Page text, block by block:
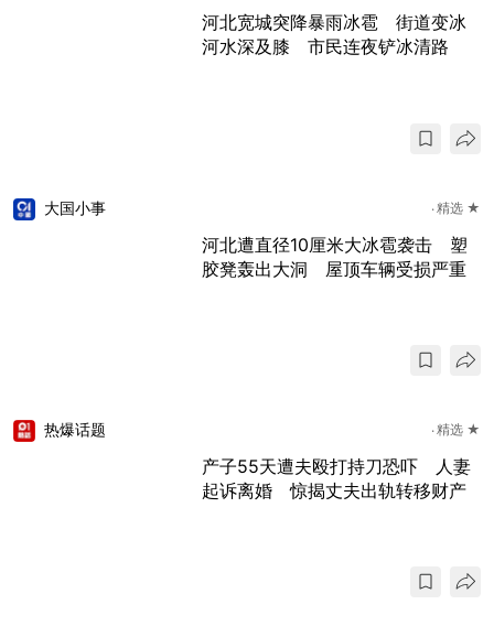
河北宽城突降暴雨冰雹 街道变冰
河水深及膝 市民连夜铲冰清路
大国小事 精选 ★
河北遭直径10厘米大冰雹袭击 塑
胶凳轰出大洞 屋顶车辆受损严重
热爆话题 精选 ★
产子55天遭夫殴打持刀恐吓 人妻
起诉离婚 惊揭丈夫出轨转移财产